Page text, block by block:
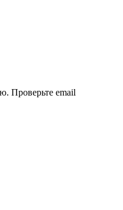
Проверьте email